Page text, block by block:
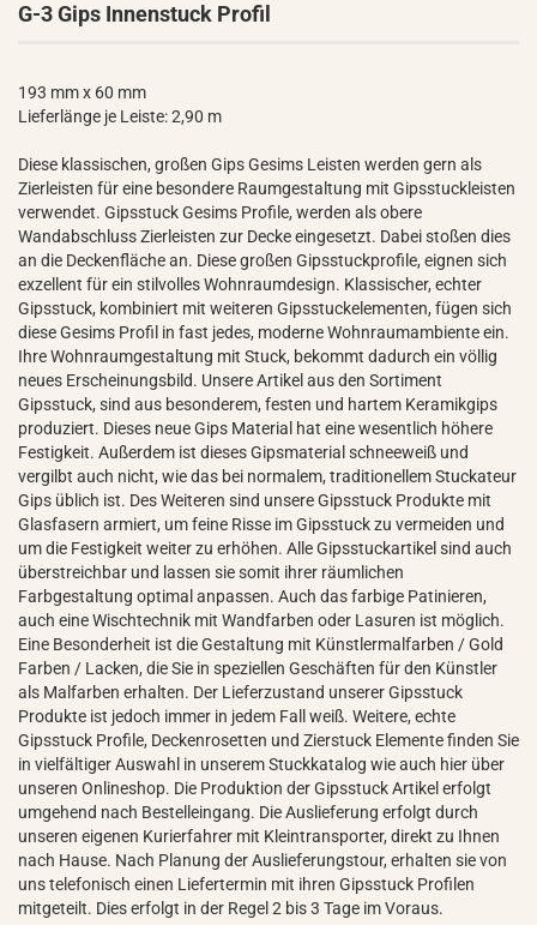
G-3 Gips Innenstuck Profil
193 mm x 60 mm
Lieferlänge je Leiste: 2,90 m
Diese klassischen, großen Gips Gesims Leisten werden gern als
Zierleisten für eine besondere Raumgestaltung mit Gipsstuckleisten
verwendet. Gipsstuck Gesims Profile, werden als obere
Wandabschluss Zierleisten zur Decke eingesetzt. Dabei stoßen dies
an die Deckenfläche an. Diese großen Gipsstuckprofile, eignen sich
exzellent für ein stilvolles Wohnraumdesign. Klassischer, echter
Gipsstuck, kombiniert mit weiteren Gipsstuckelementen, fügen sich
diese Gesims Profil in fast jedes, moderne Wohnraumambiente ein.
Ihre Wohnraumgestaltung mit Stuck, bekommt dadurch ein völlig
neues Erscheinungsbild. Unsere Artikel aus den Sortiment
Gipsstuck, sind aus besonderem, festen und hartem Keramikgips
produziert. Dieses neue Gips Material hat eine wesentlich höhere
Festigkeit. Außerdem ist dieses Gipsmaterial schneeweiß und
vergilbt auch nicht, wie das bei normalem, traditionellem Stuckateur
Gips üblich ist. Des Weiteren sind unsere Gipsstuck Produkte mit
Glasfasern armiert, um feine Risse im Gipsstuck zu vermeiden und
um die Festigkeit weiter zu erhöhen. Alle Gipsstuckartikel sind auch
überstreichbar und lassen sie somit ihrer räumlichen
Farbgestaltung optimal anpassen. Auch das farbige Patinieren,
auch eine Wischtechnik mit Wandfarben oder Lasuren ist möglich.
Eine Besonderheit ist die Gestaltung mit Künstlermalfarben / Gold
Farben / Lacken, die Sie in speziellen Geschäften für den Künstler
als Malfarben erhalten. Der Lieferzustand unserer Gipsstuck
Produkte ist jedoch immer in jedem Fall weiß. Weitere, echte
Gipsstuck Profile, Deckenrosetten und Zierstuck Elemente finden Sie
in vielfältiger Auswahl in unserem Stuckkatalog wie auch hier über
unseren Onlineshop. Die Produktion der Gipsstuck Artikel erfolgt
umgehend nach Bestelleingang. Die Auslieferung erfolgt durch
unseren eigenen Kurierfahrer mit Kleintransporter, direkt zu Ihnen
nach Hause. Nach Planung der Auslieferungstour, erhalten sie von
uns telefonisch einen Liefertermin mit ihren Gipsstuck Profilen
mitgeteilt. Dies erfolgt in der Regel 2 bis 3 Tage im Voraus.